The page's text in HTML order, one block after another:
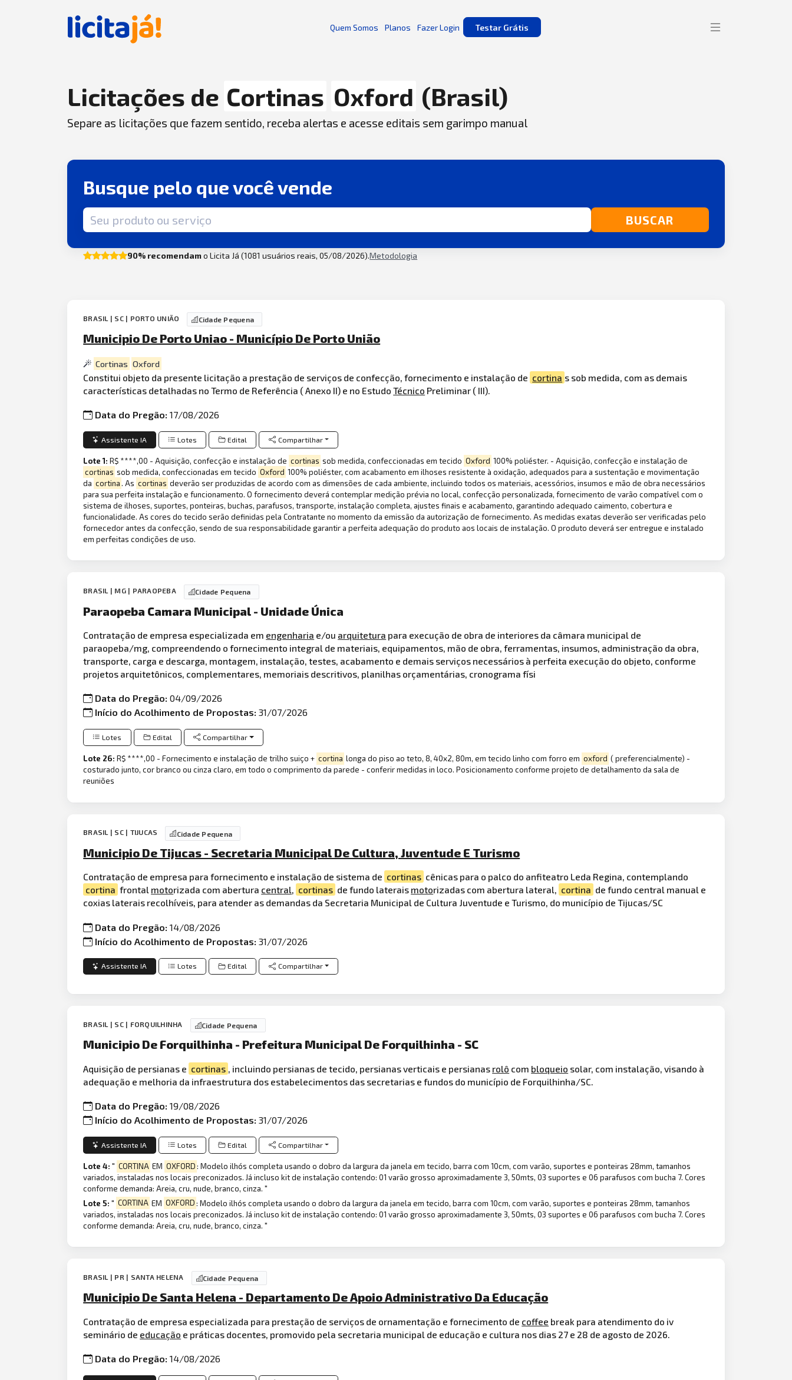
Quem Somos Planos Fazer Login Testar Grátis
Licitações de Cortinas Oxford (Brasil)
Separe as licitações que fazem sentido, receba alertas e acesse editais sem garimpo manual
Busque pelo que você vende
Termo de busca BUSCAR
90% recomendamo Licita Já (1081 usuários reais, 05/08/2026).Metodologia
BRASIL | SC | PORTO UNIÃO Cidade Pequena
Municipio De Porto Uniao - Município De Porto União
Cortinas Oxford
Constitui objeto da presente licitação a prestação de serviços de confecção, fornecimento e instalação de cortina s sob medida, com as demais
características detalhadas no Termo de Referência ( Anexo II) e no EstudoTécnico Preliminar ( III).
Data do Pregão:17/08/2026
Assistente IA Lotes Edital Compartilhar
Lote 1:R$ ****,00 - Aquisição, confecção e instalação de cortinas sob medida, confeccionadas em tecido Oxford 100% poliéster. - Aquisição, confecção e instalação de
cortinas sob medida, confeccionadas em tecido Oxford 100% poliéster, com acabamento em ilhoses resistente à oxidação, adequados para a sustentação e movimentação
da cortina. As cortinas deverão ser produzidas de acordo com as dimensões de cada ambiente, incluindo todos os materiais, acessórios, insumos e mão de obra necessários
para sua perfeita instalação e funcionamento. O fornecimento deverá contemplar medição prévia no local, confecção personalizada, fornecimento de varão compatível com o
sistema de ilhoses, suportes, ponteiras, buchas, parafusos, transporte, instalação completa, ajustes finais e acabamento, garantindo adequado caimento, cobertura e
funcionalidade. As cores do tecido serão definidas pela Contratante no momento da emissão da autorização de fornecimento. As medidas exatas deverão ser verificadas pelo
fornecedor antes da confecção, sendo de sua responsabilidade garantir a perfeita adequação do produto aos locais de instalação. O produto deverá ser entregue e instalado
em perfeitas condições de uso.
BRASIL | MG | PARAOPEBA Cidade Pequena
Paraopeba Camara Municipal - Unidade Única
Contratação de empresa especializada em engenharia e/ou arquitetura para execução de obra de interiores da câmara municipal de
paraopeba/mg, compreendendo o fornecimento integral de materiais, equipamentos, mão de obra, ferramentas, insumos, administração da obra,
transporte, carga e descarga, montagem, instalação, testes, acabamento e demais serviços necessários à perfeita execução do objeto, conforme
projetos arquitetônicos, complementares, memoriais descritivos, planilhas orçamentárias, cronograma físi
Data do Pregão:04/09/2026
Início do Acolhimento de Propostas:31/07/2026
Lotes Edital Compartilhar
Lote 26:R$ ****,00 - Fornecimento e instalação de trilho suiço + cortina longa do piso ao teto, 8, 40x2, 80m, em tecido linho com forro em oxford ( preferencialmente) -
costurado junto, cor branco ou cinza claro, em todo o comprimento da parede - conferir medidas in loco. Posicionamento conforme projeto de detalhamento da sala de
reuniões
BRASIL | SC | TIJUCAS Cidade Pequena
Municipio De Tijucas - Secretaria Municipal De Cultura, Juventude E Turismo
Contratação de empresa para fornecimento e instalação de sistema de cortinas cênicas para o palco do anfiteatro Leda Regina, contemplando
cortina frontal motorizada com abertura central, cortinas de fundo laterais motorizadas com abertura lateral, cortina de fundo central manual e
coxias laterais recolhíveis, para atender as demandas da Secretaria Municipal de Cultura Juventude e Turismo, do município de Tijucas/SC
Data do Pregão:14/08/2026
Início do Acolhimento de Propostas:31/07/2026
Assistente IA Lotes Edital Compartilhar
BRASIL | SC | FORQUILHINHA Cidade Pequena
Municipio De Forquilhinha - Prefeitura Municipal De Forquilhinha - SC
Aquisição de persianas e cortinas , incluindo persianas de tecido, persianas verticais e persianas rolô com bloqueio solar, com instalação, visando à
adequação e melhoria da infraestrutura dos estabelecimentos das secretarias e fundos do município de Forquilhinha/SC.
Data do Pregão:19/08/2026
Início do Acolhimento de Propostas:31/07/2026
Assistente IA Lotes Edital Compartilhar
Lote 4:" CORTINA EM OXFORD: Modelo ilhós completa usando o dobro da largura da janela em tecido, barra com 10cm, com varão, suportes e ponteiras 28mm, tamanhos
variados, instaladas nos locais preconizados. Já incluso kit de instalação contendo: 01 varão grosso aproximadamente 3, 50mts, 03 suportes e 06 parafusos com bucha 7. Cores
conforme demanda: Areia, cru, nude, branco, cinza. "
Lote 5:" CORTINA EM OXFORD: Modelo ilhós completa usando o dobro da largura da janela em tecido, barra com 10cm, com varão, suportes e ponteiras 28mm, tamanhos
variados, instaladas nos locais preconizados. Já incluso kit de instalação contendo: 01 varão grosso aproximadamente 3, 50mts, 03 suportes e 06 parafusos com bucha 7. Cores
conforme demanda: Areia, cru, nude, branco, cinza. "
BRASIL | PR | SANTA HELENA Cidade Pequena
Municipio De Santa Helena - Departamento De Apoio Administrativo Da Educação
Contratação de empresa especializada para prestação de serviços de ornamentação e fornecimento de coffee break para atendimento do iv
seminário de educação e práticas docentes, promovido pela secretaria municipal de educação e cultura nos dias 27 e 28 de agosto de 2026.
Data do Pregão:14/08/2026